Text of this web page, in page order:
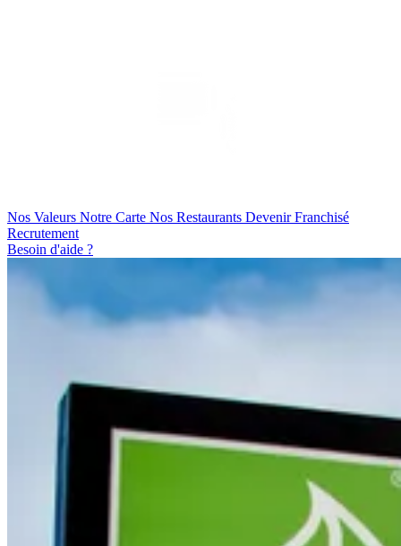
Nos Valeurs Notre Carte Nos Restaurants Devenir Franchisé
Recrutement
Besoin d'aide ?